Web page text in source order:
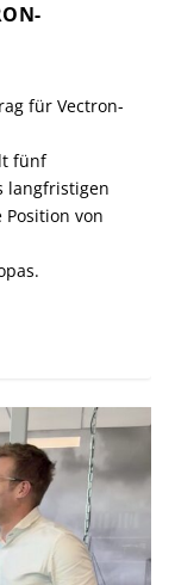
für Vectron-
fünf
langfristigen
von